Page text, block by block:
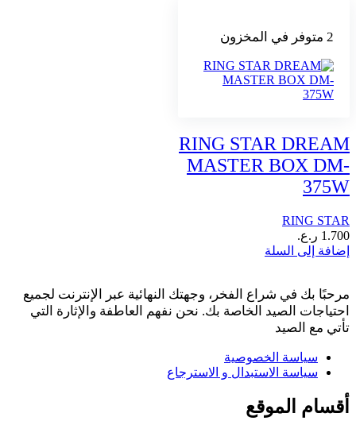
2 متوفر في المخزون
RING STAR DREAM
MASTER BOX DM-
375W
RING STAR
1.700 ر.ع.
إضافة إلى السلة
مرحبًا بك في شراع الفخر، وجهتك النهائية عبر الإنترنت لجميع
احتياجات الصيد الخاصة بك. نحن نفهم العاطفة والإثارة التي
تأتي مع الصيد
سياسة الخصوصية
سياسة الاستبدال و الاسترجاع
أقسام الموقع